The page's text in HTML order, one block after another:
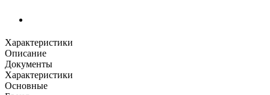
Характеристики
Описание
Документы
Характеристики
Основные